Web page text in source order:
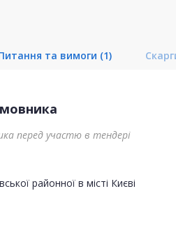
та вимоги (1)
перед участю в тендері
районної в місті Києві